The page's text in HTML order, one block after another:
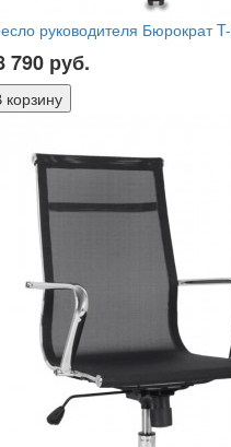
руководителя Бюрократ
790 руб.